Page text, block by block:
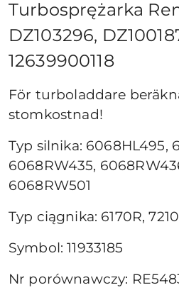
Turbosprężarka
DZ103296,
12639900118
För turboladdare
stomkostnad!
Typ silnika: 6068HL495,
6068RW435,
6068RW501
Typ ciągnika: 6170R,
Symbol: 11933185
Nr porównawczy: